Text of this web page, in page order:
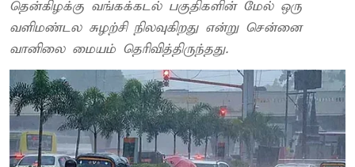
தென்கிழக்கு வங்கக்கடல் பகுதிகளின் மேல் ஒரு
வளிமண்டல சுழற்சி நிலவுகிறது என்று சென்னை
வானிலை மையம் தெரிவித்திருந்தது.